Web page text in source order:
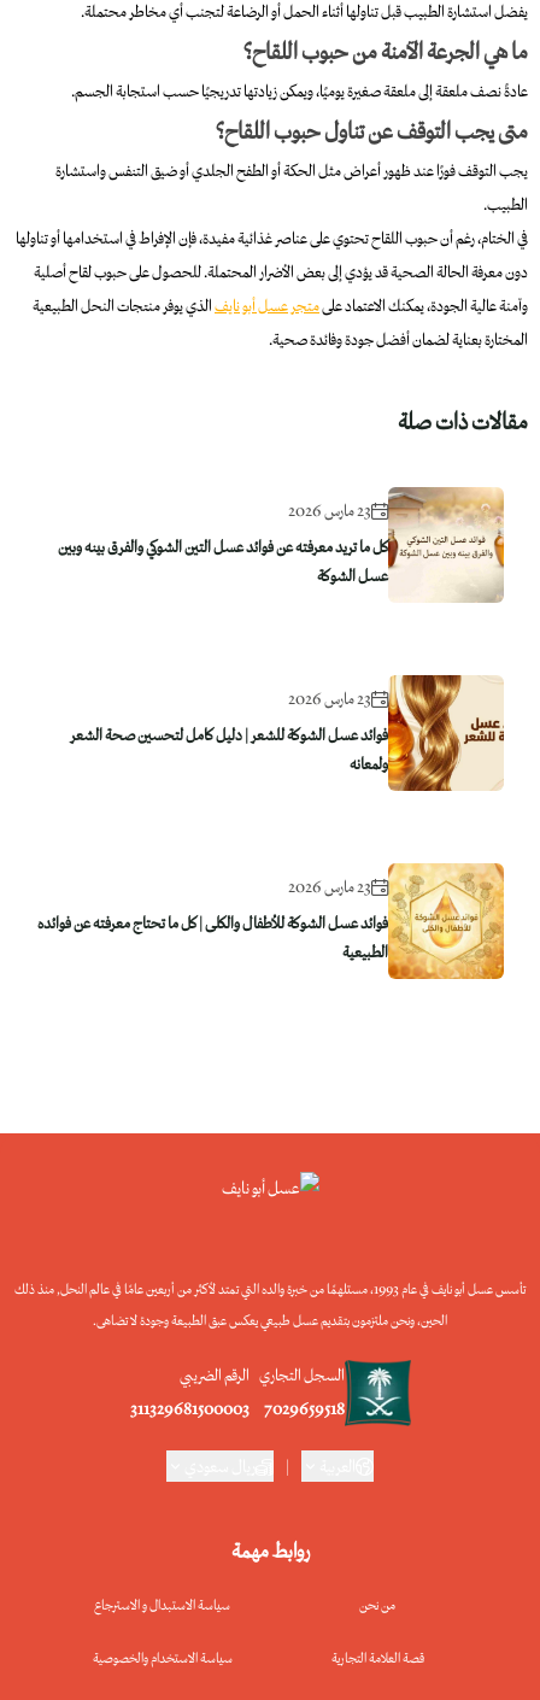
يفضل استشارة الطبيب قبل تناولها أثناء الحمل أو الرضاعة لتجنب أي مخاطر محتملة.
ما هي الجرعة الآمنة من حبوب اللقاح؟
عادةً نصف ملعقة إلى ملعقة صغيرة يوميًا، ويمكن زيادتها تدريجيًا حسب استجابة الجسم.
متى يجب التوقف عن تناول حبوب اللقاح؟
يجب التوقف فورًا عند ظهور أعراض مثل الحكة أو الطفح الجلدي أو ضيق التنفس واستشارة
الطبيب.
في الختام، رغم أن حبوب اللقاح تحتوي على عناصر غذائية مفيدة، فإن الإفراط في استخدامها أو تناولها
دون معرفة الحالة الصحية قد يؤدي إلى بعض الأضرار المحتملة. للحصول على حبوب لقاح أصلية
وآمنة عالية الجودة، يمكنك الاعتماد علىمتجر عسل أبو نايفالذي يوفر منتجات النحل الطبيعية
المختارة بعناية لضمان أفضل جودة وفائدة صحية.
مقالات ذات صلة
23 مارس 2026
كل ما تريد معرفته عن فوائد عسل التين الشوكي والفرق بينه وبين
عسل الشوكة
23 مارس 2026
فوائد عسل الشوكة للشعر | دليل كامل لتحسين صحة الشعر
ولمعانه
23 مارس 2026
فوائد عسل الشوكة للأطفال والكلى | كل ما تحتاج معرفته عن فوائده
الطبيعية
روابط مهمة
من نحن
قصة العلامة التجارية
سياسة الاستبدال و الاسترجاع
سياسة الاستخدام والخصوصية
تأسس عسل أبو نايف في عام 1993، مستلهمًا من خبرة والده التي تمتد لأكثر من أربعين عامًا في عالم النحل, منذ ذلك
الحين، ونحن ملتزمون بتقديم عسل طبيعي يعكس عبق الطبيعة وجودة لا تضاهى.
السجل التجاري
7029659518
الرقم الضريبي
311329681500003
|